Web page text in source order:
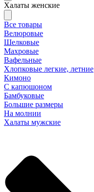
Халаты женские
Все товары
Велюровые
Шелковые
Махровые
Вафельные
Хлопковые легкие, летние
Кимоно
С капюшоном
Бамбуковые
Большие размеры
На молнии
Халаты мужские